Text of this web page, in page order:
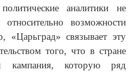
аналитики не
возможности
«Царьград» связывает эту
того, что в стране
кампания, которую ряд